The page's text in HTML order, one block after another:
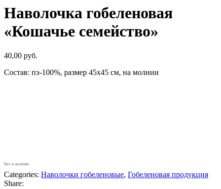
Наволочка гобеленовая
«Кошачье семейство»
40,00 руб.
Состав: пэ-100%, размер 45х45 см, на молнии
Нет в наличии
Categories: Наволочки гобеленовые, Гобеленовая продукция
Share: